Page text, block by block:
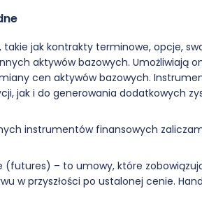
jak kontrakty terminowe, opcje,
aktywów bazowych. Umożliwiają
cen aktywów bazowych.
jak i do generowania dodatkowych
instrumentów finansowych
– to umowy, które
w przyszłości po ustalonej cenie.